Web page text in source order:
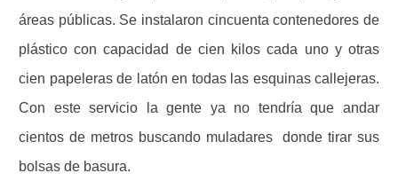
áreas públicas. Se instalaron cincuenta contenedores de
plástico con capacidad de cien kilos cada uno y otras
cien papeleras de latón en todas las esquinas callejeras.
Con este servicio la gente ya no tendría que andar
cientos de metros buscando muladares
donde tirar sus
bolsas de basura.